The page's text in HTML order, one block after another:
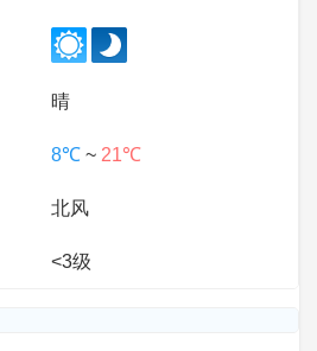
晴
8℃ ~ 21℃
北风
<3级